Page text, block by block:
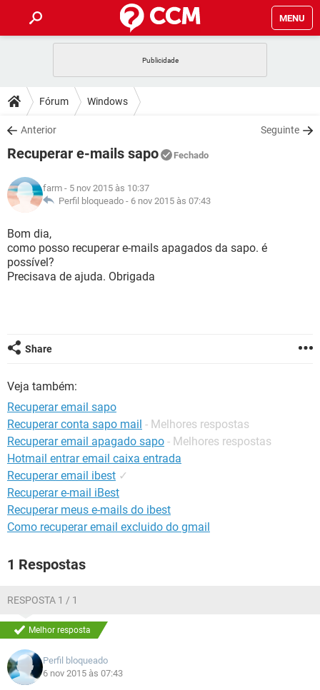
MENU
CELULAR
OUTLOOK
INSTAGRAM GMAIL
GUIA DE COMPRAS
DICAS
JOGOS
INSTAGRAM
DOWNLOADS
JOGOS WHATSAPP
CELULAR
OUTLOOK EXCEL
INSTAGRAM
GUIA DE COMPRAS
FÓRUM
JOGOS
OUTLOOK
INSTAGRAM
GLOSSÁRIO
JOGOS
CELULAR FACEBOOK
OUTLOOK
Fórum Windows
Anterior Seguinte
Recuperar e-mails sapo Fechado
farm - 5 nov 2015 às 10:37
Perfil bloqueado - 6 nov 2015 às 07:43
Bom dia,
como posso recuperar e-mails apagados da sapo. é
possível?
Precisava de ajuda. Obrigada
Share
Veja também:
Recuperar email sapo
Recuperar conta sapo mail - Melhores respostas
Recuperar email apagado sapo - Melhores respostas
Hotmail entrar email caixa entrada
Recuperar email ibest ✓
Recuperar e-mail iBest
Recuperar meus e-mails do ibest
Como recuperar email excluido do gmail
1 Respostas
RESPOSTA 1 / 1
Melhor resposta
Perfil bloqueado
6 nov 2015 às 07:43